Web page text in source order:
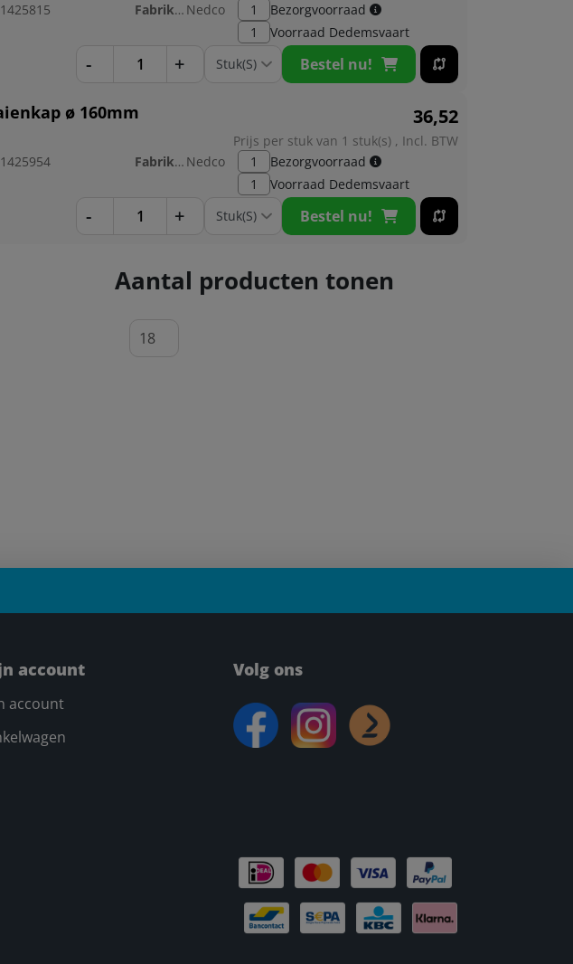
1425815 Fabrikant: Nedco
1
Bezorgvoorraad
1
Voorraad Dedemsvaart
- + Bestel nu!
ø 160mm
36,52
Prijs per stuk van 1 stuk(s) , Incl. BTW
1425954 Fabrikant: Nedco
1
Bezorgvoorraad
1
Voorraad Dedemsvaart
- + Bestel nu!
Aantal producten tonen
account
account
Volg ons